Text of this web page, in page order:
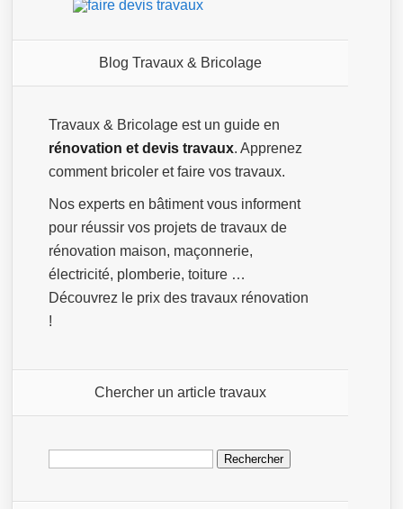
Blog Travaux & Bricolage
Travaux & Bricolage est un guide en
rénovation et devis travaux. Apprenez
comment bricoler et faire vos travaux.
Nos experts en bâtiment vous informent
pour réussir vos projets de travaux de
rénovation maison, maçonnerie,
électricité, plomberie, toiture …
Découvrez le prix des travaux rénovation
!
Chercher un article travaux
Rechercher :